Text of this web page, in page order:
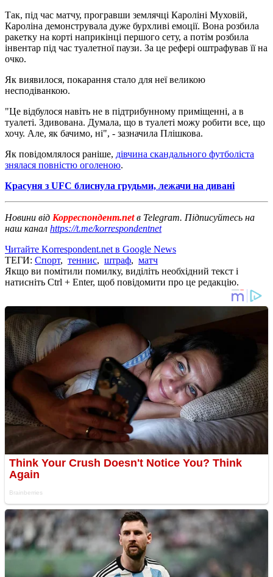
Так, під час матчу, програвши землячці Кароліні Муховій,
Кароліна демонструвала дуже бурхливі емоції. Вона розбила
ракетку на корті наприкінці першого сету, а потім розбила
інвентар під час туалетної паузи. За це рефері оштрафував її на
очко.
Як виявилося, покарання стало для неї великою
несподіванкою.
"Це відбулося навіть не в підтрибунному приміщенні, а в
туалеті. Здивована. Думала, що в туалеті можу робити все, що
хочу. Але, як бачимо, ні", - зазначила Плішкова.
Як повідомлялося раніше, дівчина скандального футболіста
знялася повністю оголеною.
Красуня з UFC блиснула грудьми, лежачи на дивані
Новини від Корреспондент.netв Telegram. Підписуйтесь на
наш канал https://t.me/korrespondentnet
Читайте Korrespondent.net в Google News
ТЕГИ: Спорт, теннис, штраф, матч
Якщо ви помітили помилку, виділіть необхідний текст і
натисніть Ctrl + Enter, щоб повідомити про це редакцію.